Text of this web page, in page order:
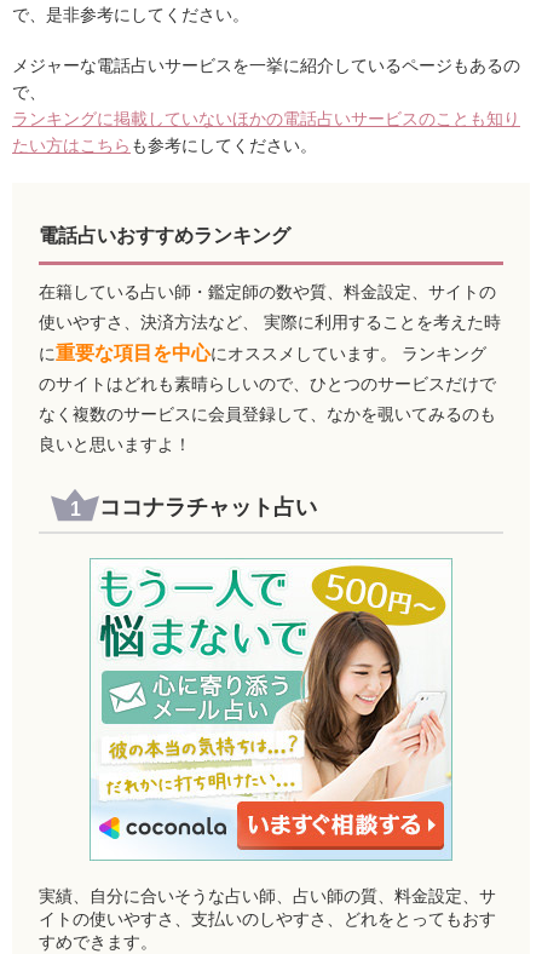
で、是非参考にしてください。
メジャーな電話占いサービスを一挙に紹介しているページもあるの
で、
ランキングに掲載していないほかの電話占いサービスのことも知り
たい方はこちら も参考にしてください。
電話占いおすすめランキング
在籍している占い師・鑑定師の数や質、料金設定、サイトの
使いやすさ、決済方法など、 実際に利用することを考えた時
に重要な項目を中心にオススメしています。 ランキング
のサイトはどれも素晴らしいので、ひとつのサービスだけで
なく複数のサービスに会員登録して、なかを覗いてみるのも
良いと思いますよ！
ココナラチャット占い
実績、自分に合いそうな占い師、占い師の質、料金設定、サ
イトの使いやすさ、支払いのしやすさ、どれをとってもおす
すめできます。